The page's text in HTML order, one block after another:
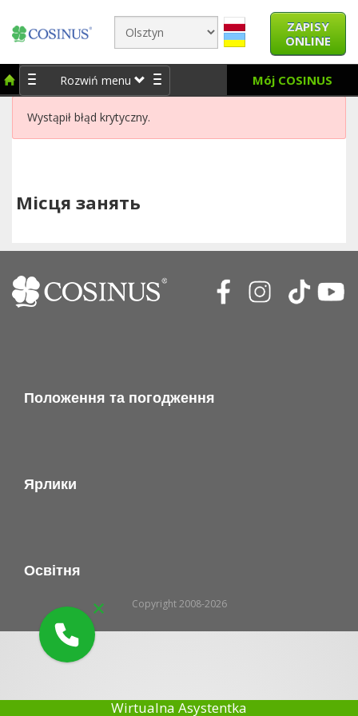
ZAPISY
ONLINE
Rozwiń menu Mój COSINUS
Wystąpił błąd krytyczny.
Місця занять
Положення та погодження
Ярлики
Освітня
Copyright 2008-2026
Wirtualna Asystentka